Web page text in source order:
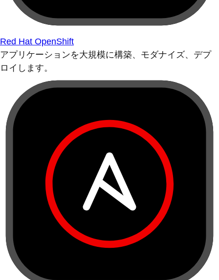
Red Hat OpenShift
アプリケーションを大規模に構築、モダナイズ、デプ
ロイします。